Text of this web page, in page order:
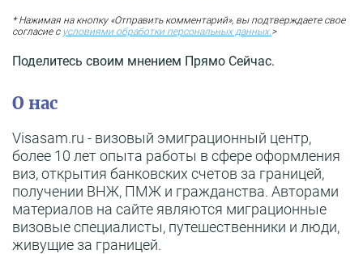
* Нажимая на кнопку «Отправить комментарий», вы подтверждаете свое
согласие с условиями обработки персональных данных. >
Поделитесь своим мнением Прямо Сейчас.
О нас
Visasam.ru - визовый эмиграционный центр,
более 10 лет опыта работы в сфере оформления
виз, открытия банковских счетов за границей,
получении ВНЖ, ПМЖ и гражданства. Авторами
материалов на сайте являются миграционные
визовые специалисты, путешественники и люди,
живущие за границей.